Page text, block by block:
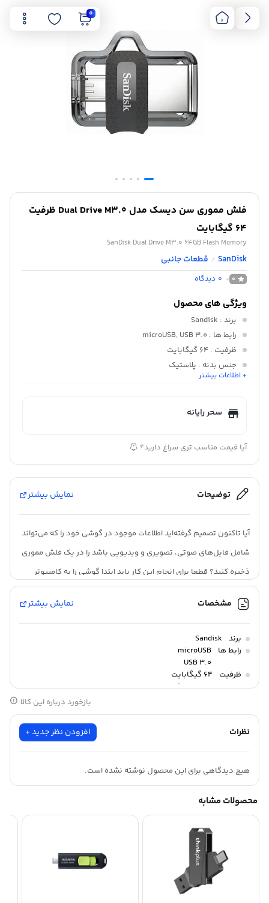
0
فلش مموری سن دیسک مدل Dual Drive M3.0 ظرفیت
64 گیگابایت
SanDisk Dual Drive M3.0 64GB Flash Memory
SanDisk
/ قطعات جانبی
0
0 دیدگاه
ویژگی های محصول
برند : Sandisk
رابط ها : microUSB, USB 3.0
ظرفیت : 64 گیگابایت
جنس بدنه : پلاستیک
ابعاد : mm 30.2 x 25.4 11.7
+ اطلاعات بیشتر
سحر رایانه
آیا قیمت مناسب تری سراغ دارید؟
توضیحات نمایش بیشتر
آیا تاکنون تصمیم گرفته‌اید اطلاعات موجود در گوشی خود را که می‌تواند
شامل فایل‌های صوتی، تصویری و ویدیویی باشد را در یک فلش مموری
ذخیره کنید؟ قطعا برای انجام این کار باید ابتدا گوشی را به کامپیوتر
مموری سن دیسک مدل Ultra Dual Drive M3.0 با پشتیبانی از پورت
طریق برنامه مدیریت فایل‌ها، کلیه اطلاعات خود را انتقال دهید. با این
کار، فلش مموری شما به عنوان یک حافظه ذخیره‌سازی جانبی درون
فایل منیجر شناسایی خواهد شد. این قابلیت را می‌توان بسیار مهم
دانست و بیشتر کاربران به دنبال چنین ویژگی‌هایی هستند.
مشخصات نمایش بیشتر
برند
Sandisk
رابط ها microUSB
USB 3.0
ظرفیت 64 گیگابایت
جنس بدنه پلاستیک
بازخورد درباره این کالا
نظرات افزودن نظر جدید +
هیچ دیدگاهی برای این محصول نوشته نشده است.
محصولات مشابه